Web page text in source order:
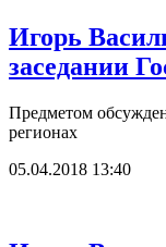
Игорь
заседании
Предметом
регионах
05.04.2018 13:40